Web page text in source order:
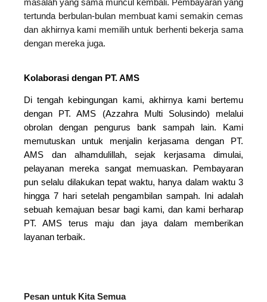
masalah yang sama muncul kembali. Pembayaran yang
tertunda berbulan-bulan membuat kami semakin cemas
dan akhirnya kami memilih untuk berhenti bekerja sama
dengan mereka juga.
Kolaborasi dengan PT. AMS
Di tengah kebingungan kami, akhirnya kami bertemu
dengan PT. AMS (Azzahra Multi Solusindo) melalui
obrolan dengan pengurus bank sampah lain. Kami
memutuskan untuk menjalin kerjasama dengan PT.
AMS dan alhamdulillah, sejak kerjasama dimulai,
pelayanan mereka sangat memuaskan. Pembayaran
pun selalu dilakukan tepat waktu, hanya dalam waktu 3
hingga 7 hari setelah pengambilan sampah. Ini adalah
sebuah kemajuan besar bagi kami, dan kami berharap
PT. AMS terus maju dan jaya dalam memberikan
layanan terbaik.
Pesan untuk Kita Semua